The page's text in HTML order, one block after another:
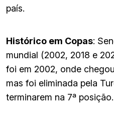
país.
Histórico em Copas:
mundial (2002, 2018 e
foi em 2002, onde
mas foi eliminada pela
terminarem na 7ª posição.